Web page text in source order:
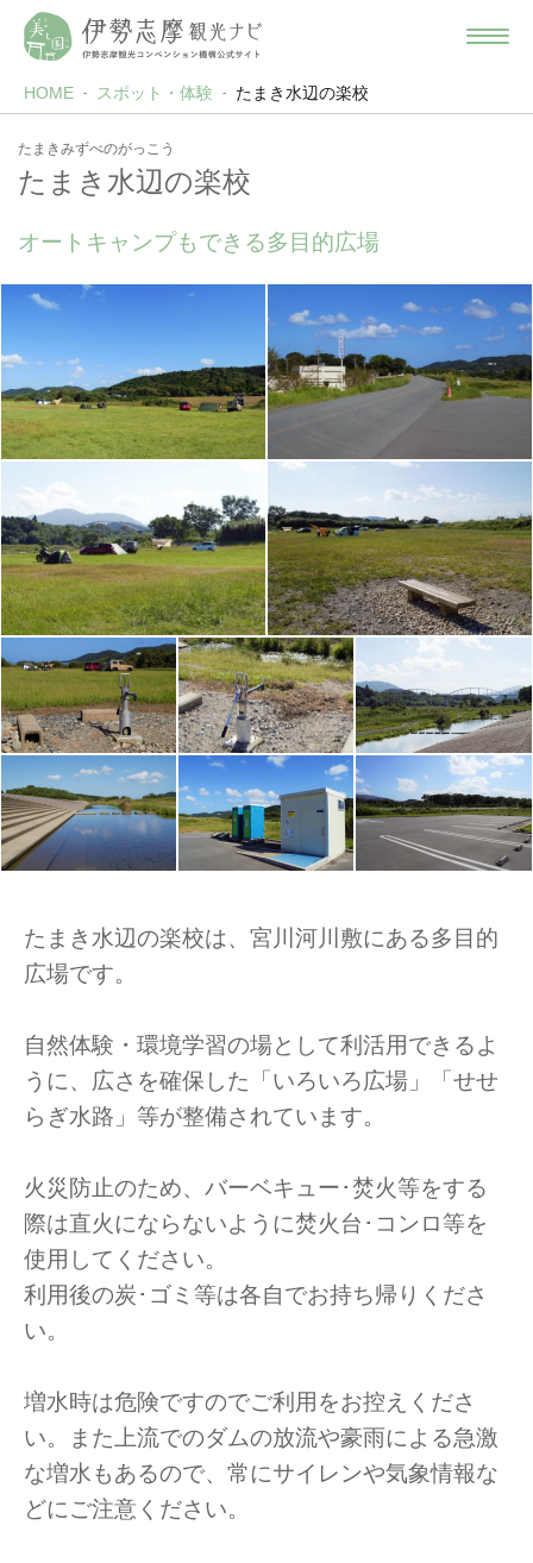
HOME スポット・体験 たまき水辺の楽校
たまきみずべのがっこう
たまき水辺の楽校
オートキャンプもできる多目的広場
たまき水辺の楽校は、宮川河川敷にある多目的
広場です。
自然体験・環境学習の場として利活用できるよ
うに、広さを確保した「いろいろ広場」「せせ
らぎ水路」等が整備されています。
火災防止のため、バーベキュー･焚火等をする
際は直火にならないように焚火台･コンロ等を
使用してください。
利用後の炭･ゴミ等は各自でお持ち帰りくださ
い。
増水時は危険ですのでご利用をお控えくださ
い。また上流でのダムの放流や豪雨による急激
な増水もあるので、常にサイレンや気象情報な
どにご注意ください。